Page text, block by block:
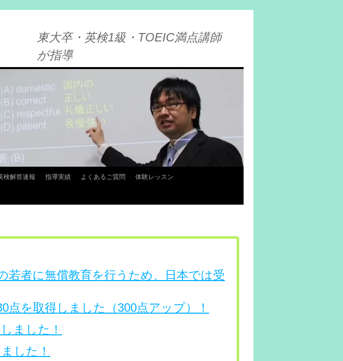
東大卒・英検1級・TOEIC満点講師
が指導
検解答速報 指導実績 よくあるご質問
体験レッスン
若者に無償教育を行うため、日本では受
点を取得しました（300点アップ）！
ました！
した！